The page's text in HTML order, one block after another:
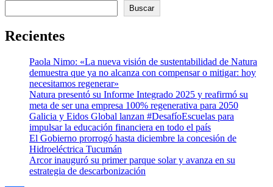
Buscar
Recientes
Paola Nimo: «La nueva visión de sustentabilidad de Natura
demuestra que ya no alcanza con compensar o mitigar: hoy
necesitamos regenerar»
Natura presentó su Informe Integrado 2025 y reafirmó su
meta de ser una empresa 100% regenerativa para 2050
Galicia y Eidos Global lanzan #DesafíoEscuelas para
impulsar la educación financiera en todo el país
El Gobierno prorrogó hasta diciembre la concesión de
Hidroeléctrica Tucumán
Arcor inauguró su primer parque solar y avanza en su
estrategia de descarbonización